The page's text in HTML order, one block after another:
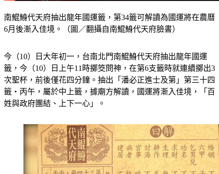
南鯤鯓代天府抽出龍年國運籤，第34籤可解讀為國運將在農曆
6月後漸入佳境。（圖／翻攝自南鯤鯓代天府臉書）
今（10）日大年初一，台南北門南鯤鯓代天府抽出龍年國運
籤，今（10）日上午11時擲筊問神，在第6支籤時就連續擲出3
次聖杯，前後僅花四分鐘。抽出「潘必正進士及第」第三十四
籤‧丙午，屬於中上籤，據廟方解讀，國運將漸入佳境，「百
姓與政府團結、上下一心」。